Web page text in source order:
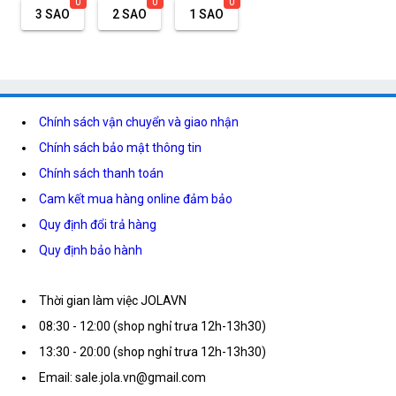
3 SAO 2 SAO 1 SAO
Chính sách vận chuyển và giao nhận
Chính sách bảo mật thông tin
Chính sách thanh toán
Cam kết mua hàng online đảm bảo
Quy định đổi trả hàng
Quy định bảo hành
Thời gian làm việc JOLAVN
08:30 - 12:00 (shop nghỉ trưa 12h-13h30)
13:30 - 20:00 (shop nghỉ trưa 12h-13h30)
Email: sale.jola.vn@gmail.com